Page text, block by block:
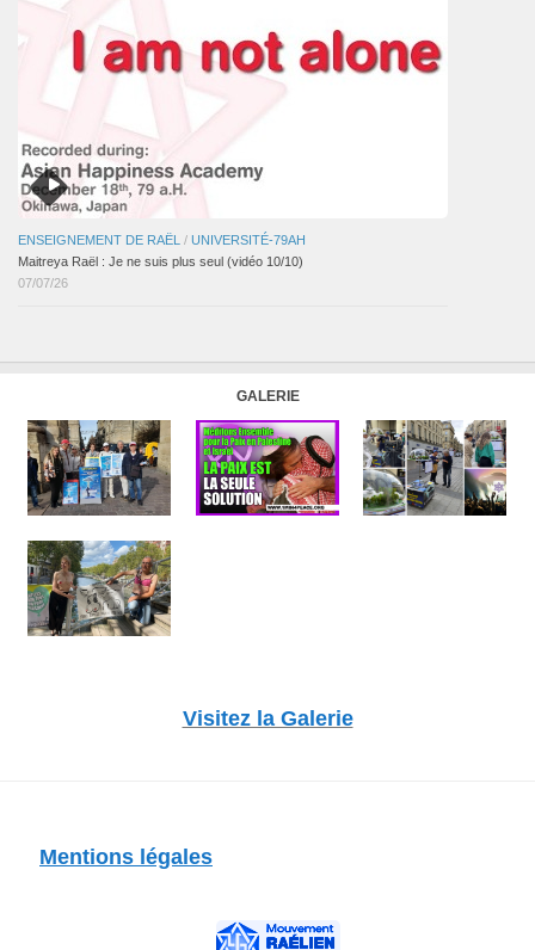
ENSEIGNEMENT DE RAËL / UNIVERSITÉ-79AH
Maitreya Raël : Je ne suis plus seul (vidéo 10/10)
07/07/26
GALERIE
Visitez la Galerie
Mentions légales